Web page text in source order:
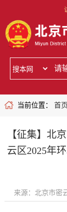
当前位置： 首页
【征集】北
云区2025年
来源：北京市密